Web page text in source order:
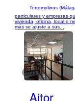
Torremolinos
particulares y empresas
vivienda, oficina, local o
más se ajuste a sus...
1/33
Aitor